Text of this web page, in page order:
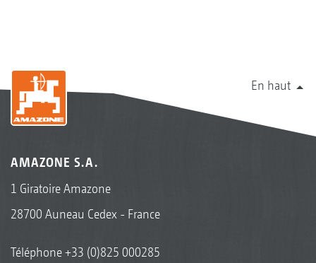
En haut
AMAZONE S.A.
1 Giratoire Amazone
28700 Auneau Cedex - France
Téléphone+33 (0)825 000285